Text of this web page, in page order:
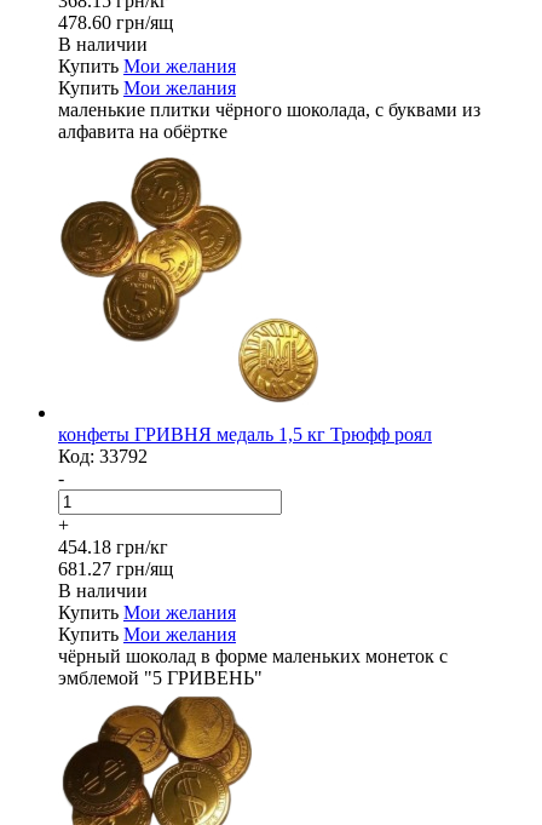
478.60 грн/ящ
В наличии
Купить Мои желания
Купить Мои желания
маленькие плитки чёрного шоколада, с буквами из
алфавита на обёртке
конфеты ГРИВНЯ медаль 1,5 кг Трюфф роял
Код: 33792
-
+
454.18 грн/кг
681.27 грн/ящ
В наличии
Купить Мои желания
Купить Мои желания
чёрный шоколад в форме маленьких монеток с
эмблемой "5 ГРИВЕНЬ"